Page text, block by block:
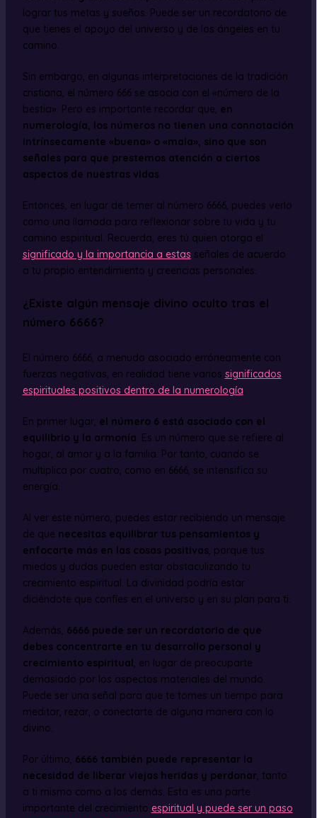
lograr tus metas y sueños. Puede ser un recordatorio de
que tienes el apoyo del universo y de los ángeles en tu
camino.
Sin embargo, en algunas interpretaciones de la tradición
cristiana, el número 666 se asocia con el «número de la
bestia». Pero es importante recordar que, en
numerología, los números no tienen una connotación
intrínsecamente «buena» o «mala», sino que son
señales para que prestemos atención a ciertos
aspectos de nuestras vidas.
Entonces, en lugar de temer al número 6666, puedes verlo
como una llamada para reflexionar sobre tu vida y tu
camino espiritual. Recuerda, eres tú quien otorga el
significado y la importancia a estas señales de acuerdo
a tu propio entendimiento y creencias personales.
¿Existe algún mensaje divino oculto tras el
número 6666?
El número 6666, a menudo asociado erróneamente con
fuerzas negativas, en realidad tiene varios significados
espirituales positivos dentro de la numerología.
En primer lugar, el número 6 está asociado con el
equilibrio y la armonía. Es un número que se refiere al
hogar, al amor y a la familia. Por tanto, cuando se
multiplica por cuatro, como en 6666, se intensifica su
energía.
Al ver este número, puedes estar recibiendo un mensaje
de que necesitas equilibrar tus pensamientos y
enfocarte más en las cosas positivas, porque tus
miedos y dudas pueden estar obstaculizando tu
crecimiento espiritual. La divinidad podría estar
diciéndote que confíes en el universo y en su plan para ti.
Además, 6666 puede ser un recordatorio de que
debes concentrarte en tu desarrollo personal y
crecimiento espiritual, en lugar de preocuparte
demasiado por los aspectos materiales del mundo.
Puede ser una señal para que te tomes un tiempo para
meditar, rezar, o conectarte de alguna manera con lo
divino.
Por último, 6666 también puede representar la
necesidad de liberar viejas heridas y perdonar, tanto
a ti mismo como a los demás. Esta es una parte
importante del crecimiento espiritual y puede ser un paso